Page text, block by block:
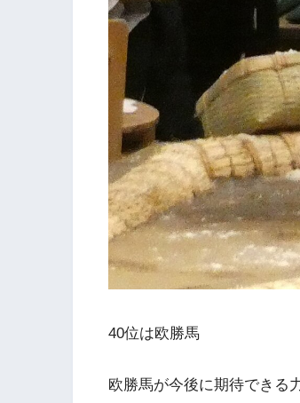
40位は欧勝馬
欧勝馬が今後に期待できる